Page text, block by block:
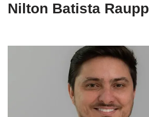
Nilton Batista Raupp